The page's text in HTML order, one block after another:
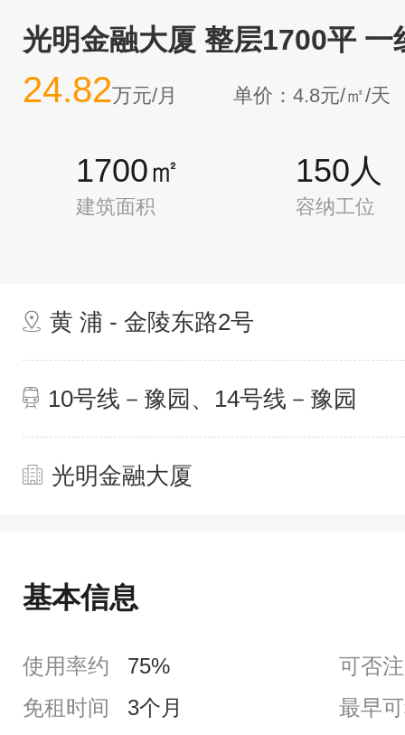
光明金融大厦 整层1700平 一
24.82万元/月 单价：4.8元/㎡/天
1700㎡
建筑面积
150人
容纳工位
黄 浦 - 金陵东路2号
10号线－豫园、14号线－豫园
光明金融大厦
基本信息
使用率约 75%
可否
免租时间
3个月
最早